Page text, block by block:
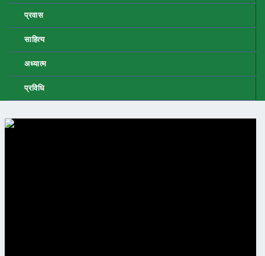
प्रवास
साहित्य
अध्यात्म
प्रविधि